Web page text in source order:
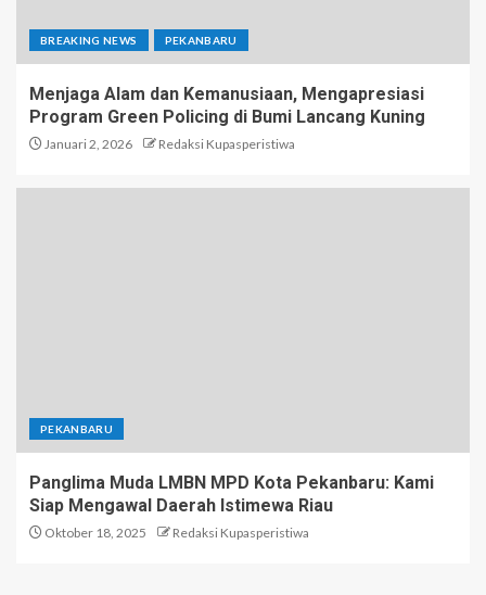
BREAKING NEWS PEKANBARU
Menjaga Alam dan Kemanusiaan, Mengapresiasi
Program Green Policing di Bumi Lancang Kuning
Januari 2, 2026 Redaksi Kupasperistiwa
PEKANBARU
Panglima Muda LMBN MPD Kota Pekanbaru: Kami
Siap Mengawal Daerah Istimewa Riau
Oktober 18, 2025 Redaksi Kupasperistiwa